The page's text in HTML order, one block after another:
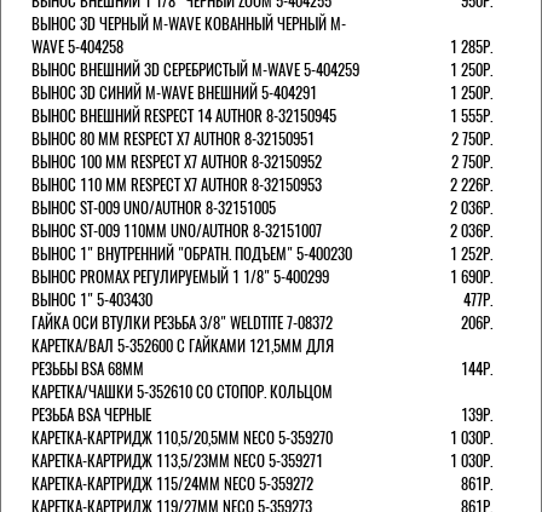
ВЫНОС 3D ЧЕРНЫЙ M-WAVE КОВАННЫЙ ЧЕРНЫЙ M-
WAVE 5-404258
1 285Р.
ВЫНОС ВНЕШНИЙ 3D СЕРЕБРИСТЫЙ M-WAVE 5-404259
1 250Р.
ВЫНОС 3D СИНИЙ M-WAVE ВНЕШНИЙ 5-404291
1 250Р.
ВЫНОС ВНЕШНИЙ RESPECT 14 AUTHOR 8-32150945
1 555Р.
ВЫНОС 80 ММ RESPECT Х7 AUTHOR 8-32150951
2 750Р.
ВЫНОС 100 ММ RESPECT Х7 AUTHOR 8-32150952
2 750Р.
ВЫНОС 110 ММ RESPECT Х7 AUTHOR 8-32150953
2 226Р.
ВЫНОС ST-009 UNO/AUTHOR 8-32151005
2 036Р.
ВЫНОС ST-009 110ММ UNO/AUTHOR 8-32151007
2 036Р.
ВЫНОС 1" ВНУТРЕННИЙ "ОБРАТН. ПОДЪЕМ" 5-400230
1 252Р.
ВЫНОС PROMAX РЕГУЛИРУЕМЫЙ 1 1/8" 5-400299
1 690Р.
ВЫНОС 1" 5-403430
477Р.
ГАЙКА ОСИ ВТУЛКИ РЕЗЬБА 3/8" WELDTITE 7-08372
206Р.
КАРЕТКА/ВАЛ 5-352600 С ГАЙКАМИ 121,5ММ ДЛЯ
РЕЗЬБЫ BSA 68ММ
144Р.
КАРЕТКА/ЧАШКИ 5-352610 СО СТОПОР. КОЛЬЦОМ
РЕЗЬБА BSA ЧЕРНЫЕ
139Р.
КАРЕТКА-КАРТРИДЖ 110,5/20,5ММ NECO 5-359270
1 030Р.
КАРЕТКА-КАРТРИДЖ 113,5/23ММ NECO 5-359271
1 030Р.
КАРЕТКА-КАРТРИДЖ 115/24ММ NECO 5-359272
861Р.
КАРЕТКА-КАРТРИДЖ 119/27ММ NECO 5-359273
861Р.